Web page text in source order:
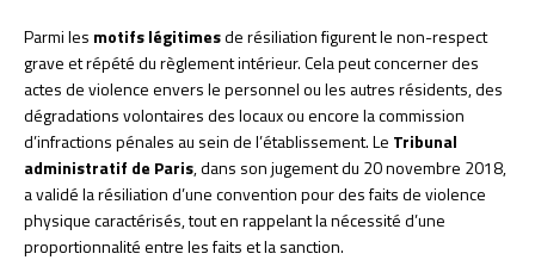
Parmi les motifs légitimesde résiliation figurent le non-respect
grave et répété du règlement intérieur. Cela peut concerner des
actes de violence envers le personnel ou les autres résidents, des
dégradations volontaires des locaux ou encore la commission
d’infractions pénales au sein de l’établissement. Le Tribunal
administratif de Paris, dans son jugement du 20 novembre 2018,
a validé la résiliation d’une convention pour des faits de violence
physique caractérisés, tout en rappelant la nécessité d’une
proportionnalité entre les faits et la sanction.